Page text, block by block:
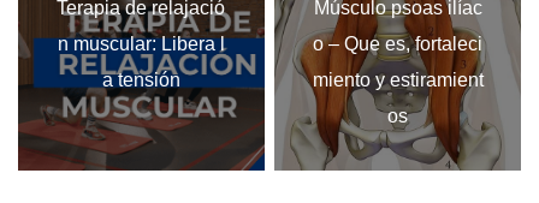
Terapia de relajació
n muscular: Libera l
a tensión
Músculo psoas ilíac
o – Que es, fortaleci
miento y estiramient
os